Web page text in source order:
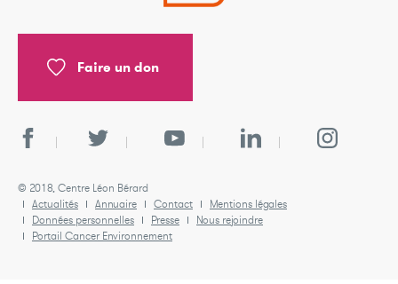
Faire un don
© 2018, Centre Léon Bérard
Actualités
Annuaire Contact
Mentions légales
Données personnelles
Presse
Nous rejoindre
Portail Cancer Environnement